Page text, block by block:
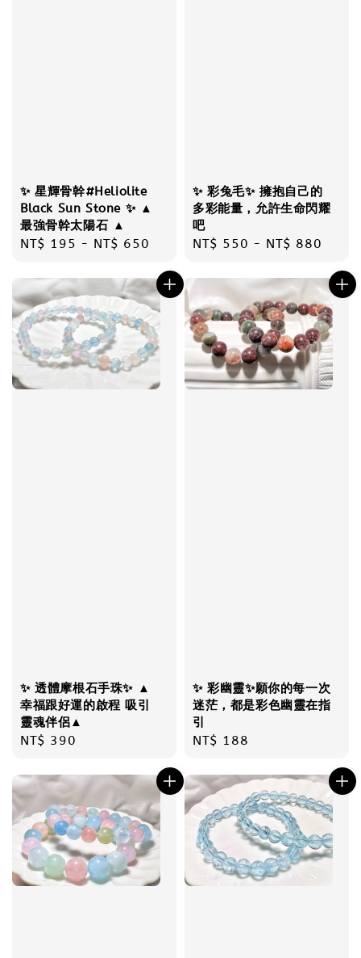
✨ 星輝骨幹#Heliolite
Black Sun Stone ✨ ▲
最強骨幹太陽石 ▲
Regular
NT$ 195 - NT$ 650
✨ 彩兔毛✨ 擁抱自己的
多彩能量，允許生命閃耀
吧
Regular
NT$ 550 - NT$ 880
✨ 透體摩根石手珠✨ ▲
幸福跟好運的啟程 吸引
靈魂伴侶▲
Regular
NT$ 390
✨ 彩幽靈✨願你的每一次
迷茫，都是彩色幽靈在指
引
Regular
NT$ 188